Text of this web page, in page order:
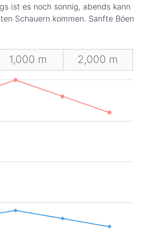
ist es noch sonnig, abends kann
Schauern kommen. Sanfte Böen
1,000 m 2,000 m